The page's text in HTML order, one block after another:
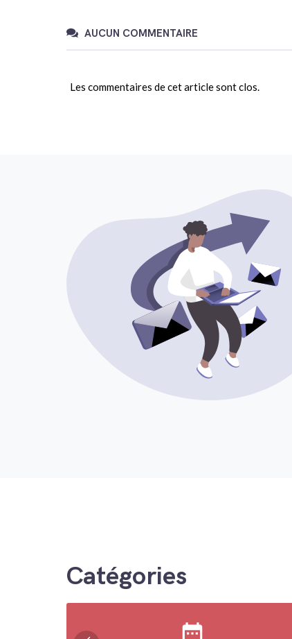
AUCUN COMMENTAIRE
Les commentaires de cet article sont clos.
Catégories
date_range